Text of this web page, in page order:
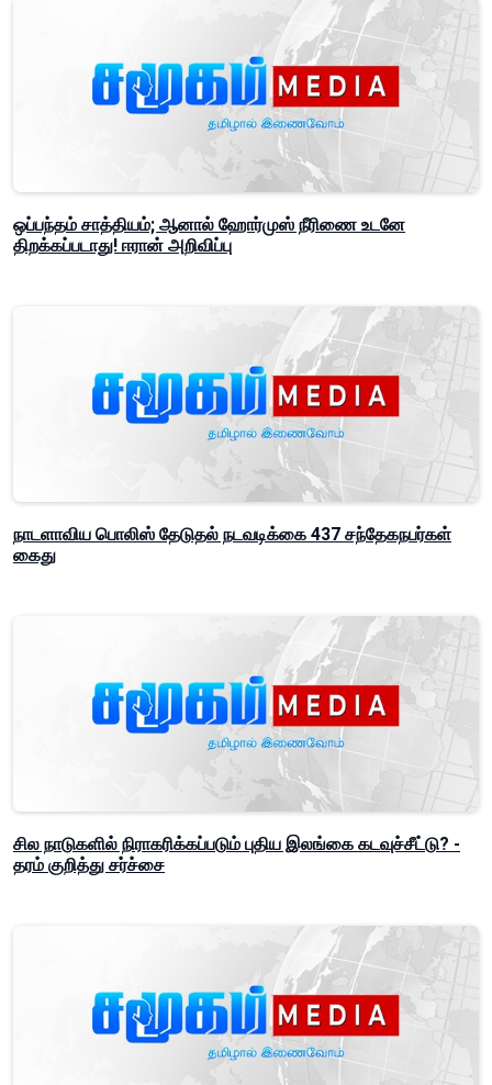
ஒப்பந்தம் சாத்தியம்; ஆனால் ஹோர்முஸ் நீரிணை உடனே
திறக்கப்படாது! ஈரான் அறிவிப்பு
நாடளாவிய பொலிஸ் தேடுதல் நடவடிக்கை 437 சந்தேகநபர்கள்
கைது
சில நாடுகளில் நிராகரிக்கப்படும் புதிய இலங்கை கடவுச்சீட்டு? -
தரம் குறித்து சர்ச்சை